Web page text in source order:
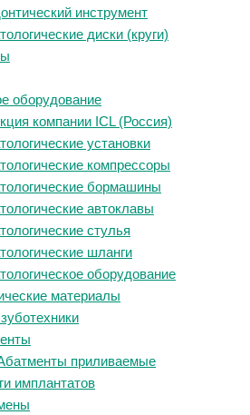
инструмент
диски (круги)
оборудование
компании ICL (Россия)
установки
компрессоры
бормашины
автоклавы
стулья
шланги
оборудование
материалы
приливаемые
имплантатов